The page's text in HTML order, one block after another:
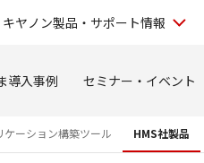
キヤノン製品・サポート情報
導入事例 セミナー・イベント
ケーション構築ツール HMS社製品